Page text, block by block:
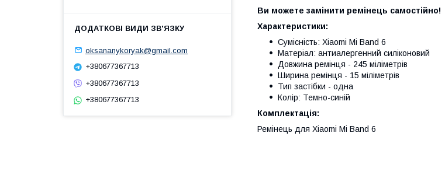
Ви можете замінити ремінець самостійно!
Характеристики:
Сумісність: Xiaomi Mi Band 6
Матеріал: антиалергенний силіконовий
Довжина ремінця - 245 міліметрів
Ширина ремінця - 15 міліметрів
Тип застібки - одна
Колір: Темно-синій
Комплектація:
Ремінець для Xiaomi Mi Band 6
oksananykoryak@gmail.com
+380677367713
+380677367713
+380677367713